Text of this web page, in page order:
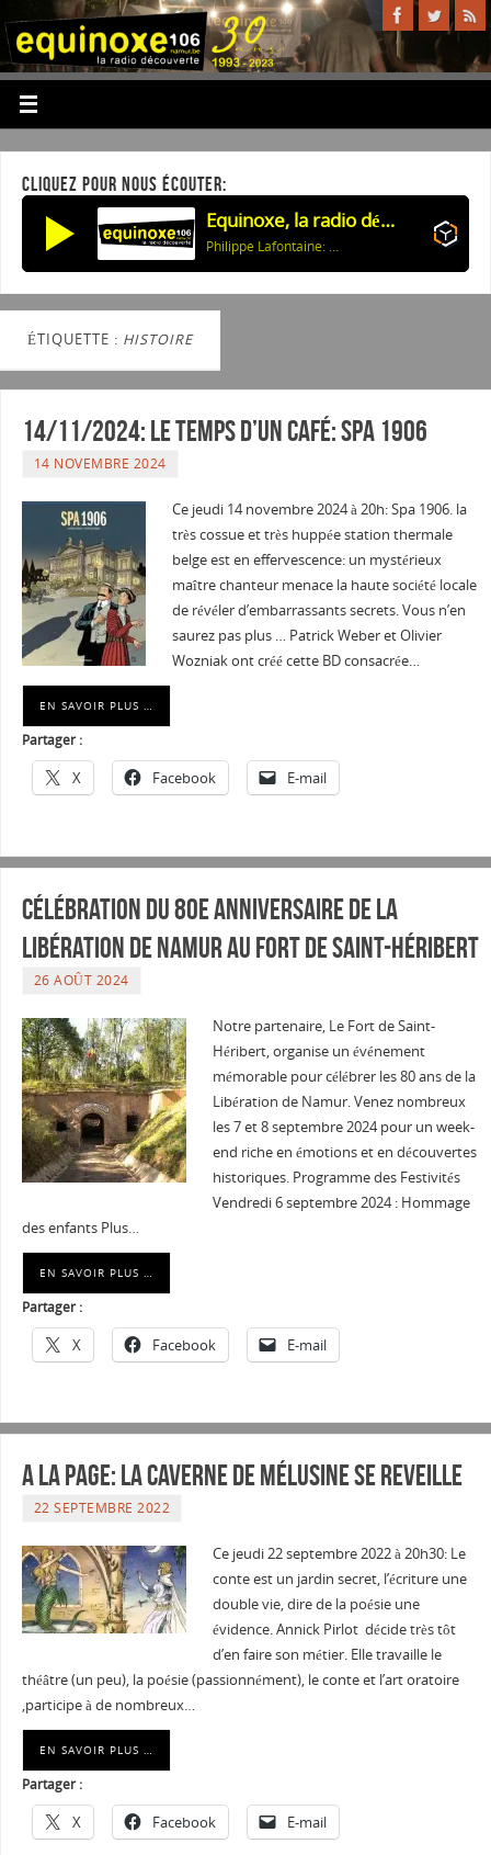
CLIQUEZ POUR NOUS ÉCOUTER:
Equinoxe, la radio découverte
Philippe Lafontaine: Deux corps
ÉTIQUETTE : HISTOIRE
14/11/2024: Le temps d’un café: Spa 1906
14 NOVEMBRE 2024
Ce jeudi 14 novembre 2024 à 20h: Spa 1906. la
très cossue et très huppée station thermale
belge est en effervescence: un mystérieux
maître chanteur menace la haute société locale
de révéler d’embarrassants secrets. Vous n’en
saurez pas plus … Patrick Weber et Olivier
Wozniak ont créé cette BD consacrée…
EN SAVOIR PLUS …
Partager :
X Facebook E-mail
Célébration du 80e Anniversaire de la
Libération de Namur au Fort de Saint-Héribert
26 AOÛT 2024
Notre partenaire, Le Fort de Saint-
Héribert, organise un événement
mémorable pour célébrer les 80 ans de la
Libération de Namur. Venez nombreux
les 7 et 8 septembre 2024 pour un week-
end riche en émotions et en découvertes
historiques. Programme des Festivités
Vendredi 6 septembre 2024 : Hommage
des enfants Plus…
EN SAVOIR PLUS …
Partager :
X Facebook E-mail
A la page: La Caverne de Mélusine se reveille
22 SEPTEMBRE 2022
Ce jeudi 22 septembre 2022 à 20h30: Le
conte est un jardin secret, l’écriture une
double vie, dire de la poésie une
évidence. Annick Pirlot décide très tôt
d’en faire son métier. Elle travaille le
théâtre (un peu), la poésie (passionnément), le conte et l’art oratoire
,participe à de nombreux…
EN SAVOIR PLUS …
Partager :
X Facebook E-mail